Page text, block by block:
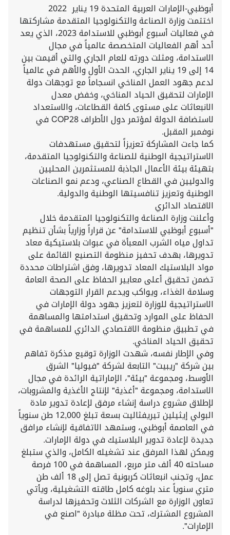
أبوظبي-الإمارات العربية المتحدة 19 يناير 2022
اختتمت وزارة الصناعة والتكنولوجيا المتقدمة مشاركتها
في فعاليات أسبوع أبوظبي للاستدامة 2023، الذي يعد
أحد أهم الفعاليات المتخصصة عالمياً في مجال
الاستدامة، ومثلت دورته للعام الجاري والتي أقيمت بين
14 إلى 19 يناير الجاري، الحدث الأول والأهم في عالمياً
لدعم جهود العمل المناخي انسجاماً مع توجهات دولة
الإمارات لتحقيق الحياد المناخي، وخفض معدل
الانبعاثات على مستوى كافة القطاعات، والاستعداد
لاستضافة الدولة لمؤتمر دول الأطراف COP28 في
نوفمبر المقبل.
كما جاءت المشاركة تعزيزاً لتحقيق مستهدفات
الاستراتيجية الوطنية للصناعة والتكنولوجيا المتقدمة،
بتهيئة بيئة الأعمال الجاذبة للمستثمرين المحليين
والدوليين في القطاع الصناعي، ودعم نمو الصناعات
الوطنية وتعزيز تنافسيتها الوطنية والدولية.
الاقتصاد الدائري
وأعلنت وزارة الصناعة والتكنولوجيا المتقدمة خلال
"أسبوع أبوظبي للاستدامة" عن قراراً وزارياً بشأن تنظيم
تداول مياه الشرب المعبأة في عبوات بلاستيكية معاد
تدويرها، بهدف تحفيز منظومة التصنيع القائمة على
مواد البلاستيك المعاد تدويرها، وفق اشتراطات محددة
تضمن تحقيق أعلى معايير الحفاظ على الصحة العامة
وسلامة الغذاء، ويواكب ويدعم القرار التوجهات
الاستراتيجية للوزارة لتعزيز جهود دولة الإمارات في
الحفاظ على الموارد وتحقيق استدامتها والمساهمة
في تطبيق منظومة الاقتصادي الدائري للمساهمة في
تحقيق الحياد المناخي.
وفي الإطار نفسه، شهدت الوزارة توقيع مذكرة تفاهم
بين شركة "ريبيت" التابعة لشركة "فيوليا" الشرق
الأوسط، ومجموعة "بيئة"، الإماراتية الرائدة في مجال
الاستدامة، ومجموعة "أغذية" لإنتاج الأغذية والمشروبات،
لإطلاق مشروع دراسة إنشاء مرفق لإعادة تدوير مادة
البولي إيثيلين تيريفثاليت بسعة تبلغ 12,000 طن سنوياً
في العاصمة أبوظبي، وستمهد الاتفاقية لإنشاء مرافق
جديدة لإعادة تدوير البلاستيك في دولة الإمارات.
ويمكن لهذا المرفق عند تشغيله الكامل، والذي ستبلغ
مساحته 40 ألف متر مربع، المساهمة في 100 فرصة
عمل، وتجنب انبعاثات كربونية تصل إلى 18 ألف طن
متري سنوياً عند بلوغه كامل طاقته التشغيلية، ويأتي
تعاون الوزارة مع الشركات الثلاث وتحفيزها لدراسة
المشروع المشترك، تحت مظلة مبادرة "اصنع في
الإمارات".